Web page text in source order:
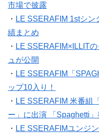
市場で披露
・ LE SSERAFIM 1stシ
績まとめ
・ LE SSERAFIM×ILLIT
ュが公開
・ LE SSERAFIM「
ップ10入り！
・ LE SSERAFIM 米番組
ー」に出演 「Spaghetti」
・ LE SSERAFIMユンジ